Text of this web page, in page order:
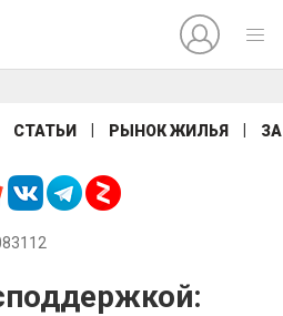
СТАТЬИ РЫНОК ЖИЛЬЯ